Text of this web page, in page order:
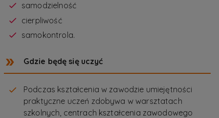
samodzielność
cierpliwość
samokontrola.
Gdzie będę się uczyć
Podczas kształcenia w zawodzie umiejętności
praktyczne uczeń zdobywa w warsztatach
szkolnych, centrach kształcenia zawodowego